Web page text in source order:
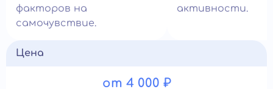
факторов на
самочувствие.
активности.
Цена
от 4 000 ₽